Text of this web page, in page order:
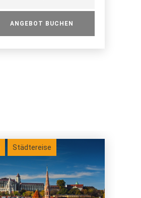
ANGEBOT BUCHEN
Städtereise